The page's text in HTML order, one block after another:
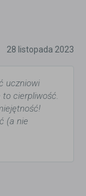
28 listopada 2023
uczniowi
to cierpliwość.
(a nie